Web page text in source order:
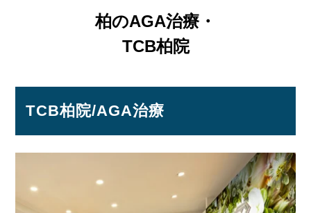
柏のAGA治療・
TCB柏院
TCB柏院/AGA治療